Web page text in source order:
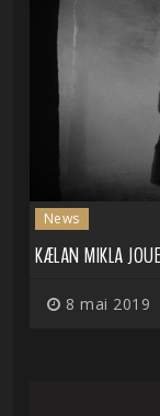
News
KÆLAN MIKLA
8 mai 2019